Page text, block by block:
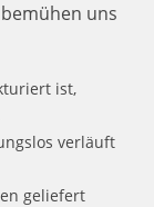
uns
ist,
verläuft
geliefert